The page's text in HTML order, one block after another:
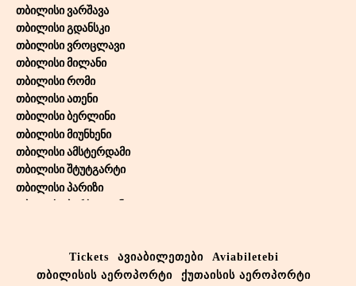
თბილისი ვარშავა
თბილისი გდანსკი
თბილისი ვროცლავი
თბილისი მილანი
თბილისი რომი
თბილისი ათენი
თბილისი ბერლინი
თბილისი მიუნხენი
თბილისი ამსტერდამი
თბილისი შტუტგარტი
თბილისი პარიზი
თბილისი ვენა
თბილისი ლარნაკა
Tickets ავიაბილეთები
Aviabiletebi
თბილისის აეროპორტი
ქუთაისის აეროპორტი